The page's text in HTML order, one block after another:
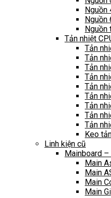
Nguồn
Nguồn
Tản nhiệt
Tản
Tản
Tản
Tản
Tản
Tản
Tản
Tản
Tản
Keo
Linh kiện cũ
Mainboard
Main
Main
Main
Main